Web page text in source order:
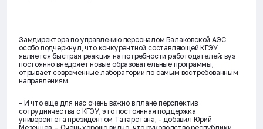
Замдиректора по управлению персоналом Балаковской АЭС
особо подчеркнул, что конкурентной составляющей КГЭУ
является быстрая реакция на потребности работодателей: вуз
постоянно внедряет новые образовательные программы,
отрывает современные лаборатории по самым востребованным
направлениям.
- И что еще для нас очень важно в плане перспектив
сотрудничества с КГЭУ, это постоянная поддержка
университета президентом Татарстана, - добавил Юрий